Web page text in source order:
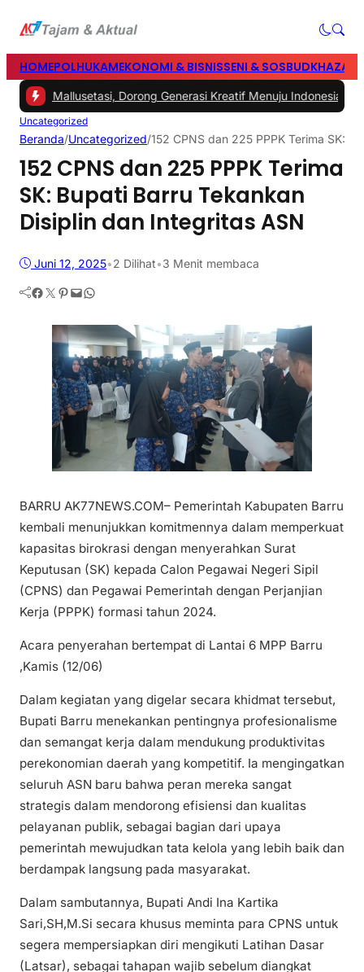
HOMEPOLHUKAMEKONOMI & BISNISSENI & SOSBUD
Mallusetasi, Dorong Generasi Kreatif Menuju Indonesia Emas
Uncategorized
Beranda/Uncategorized/152 CPNS dan 225 PPPK Terima SK:
152 CPNS dan 225 PPPK Terima
SK: Bupati Barru Tekankan
Disiplin dan Integritas ASN
Juni 12, 2025•2 Dilihat•3 Menit membaca
Facebook Twitter Pinterest Mail WhatsApp
BARRU AK77NEWS.COM– Pemerintah Kabupaten Barru
kembali menunjukkan komitmennya dalam memperkuat
kapasitas birokrasi dengan menyerahkan Surat
Keputusan (SK) kepada Calon Pegawai Negeri Sipil
(CPNS) dan Pegawai Pemerintah dengan Perjanjian
Kerja (PPPK) formasi tahun 2024.
Acara penyerahan bertempat di Lantai 6 MPP Barru
,Kamis (12/06)
Dalam kegiatan yang digelar secara khidmat tersebut,
Bupati Barru menekankan pentingnya profesionalisme
dan semangat kerja dalam mendukung produktivitas
perekonomian daerah yang kompetitif. Ia mengingatkan
seluruh ASN baru bahwa peran mereka sangat
strategis dalam mendorong efisiensi dan kualitas
pelayanan publik, sebagai bagian dari upaya
pemerintah mewujudkan tata kelola yang lebih baik dan
berdampak langsung pada masyarakat.
Dalam sambutannya, Bupati Andi Ina Kartika
Sari,SH,M.Si secara khusus meminta para CPNS untuk
segera mempersiapkan diri mengikuti Latihan Dasar
(Latsar), sebagai tahapan wajib sebelum diangkat